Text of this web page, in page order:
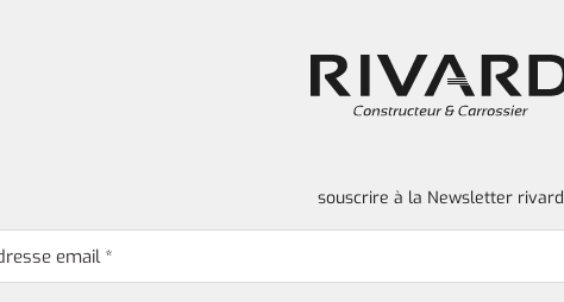
souscrire à la Newsletter rivard